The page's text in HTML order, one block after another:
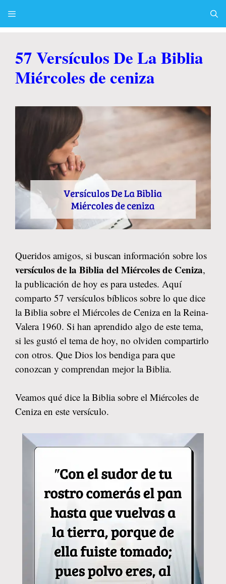
57 Versículos De La Biblia
Miércoles de ceniza
Queridos amigos, si buscan información sobre los
versículos de la Biblia del Miércoles de Ceniza,
la publicación de hoy es para ustedes. Aquí
comparto 57 versículos bíblicos sobre lo que dice
la Biblia sobre el Miércoles de Ceniza en la Reina-
Valera 1960. Si han aprendido algo de este tema,
si les gustó el tema de hoy, no olviden compartirlo
con otros. Que Dios los bendiga para que
conozcan y comprendan mejor la Biblia.
Veamos qué dice la Biblia sobre el Miércoles de
Ceniza en este versículo.